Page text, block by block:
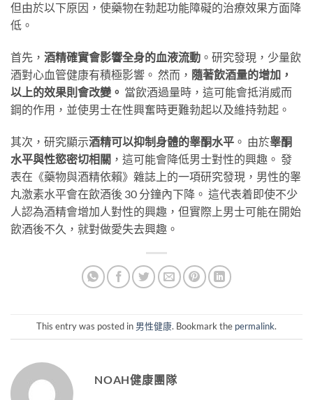
但由於以下原因，使藥物在勃起功能障礙的治療效果方面降
低。
首先， 酒精確實會影響全身的血液流動 。研究發現，少量飲
酒對心血管健康有積極影響。 然而， 隨著飲酒量的增加，
以上的效果則會改變。 當飲酒過量時，這可能會抵消威而
鋼的作用，並使男士在性興奮時更難勃起以及維持勃起。
其次，研究顯示酒精可以抑制身體的睾酮水平 。 由於睾酮
水平與性慾密切相關 ，這可能會降低男士對性的興趣。 發
表在《藥物與酒精依賴》雜誌上的一項研究發現，男性的睾
丸激素水平會在飲酒後 30 分鐘內下降。 這代表着即使不少
人認為酒精會增加人對性的興趣，但實際上男士可能在開始
飲酒後不久，就對做愛失去興趣。
This entry was posted in 男性健康. Bookmark the permalink.
NOAH健康團隊